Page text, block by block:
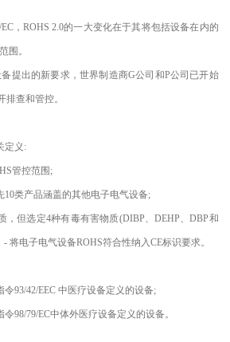
，ROHS 2.0的一大变化在于其将包括设备在内的
围。
提出的新要求，世界制造商G公司和P公司已开始
排查和管控。
定义:
管控范围;
10类产品涵盖的其他电子电气设备;
，但选定4种有毒有害物质(DIBP、DEHP、DBP和
将电子电气设备ROHS符合性纳入CE标识要求。
93/42/EEC 中医疗设备定义的设备;
98/79/EC中体外医疗设备定义的设备。